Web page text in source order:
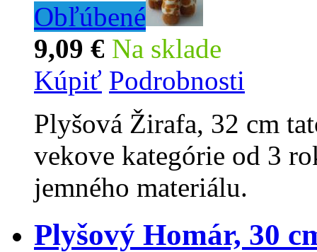
Obľúbené
9,09 € Na sklade
Kúpiť Podrobnosti
Plyšová Žirafa, 32 cm
vekove kategórie od 3
jemného materiálu.
Plyšový Homár, 30